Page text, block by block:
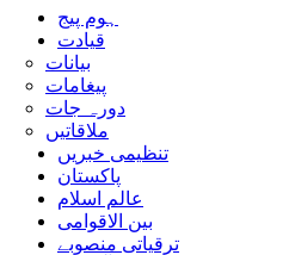
ہوم پیج
قیادت
بیانات
پیغامات
دورہ جات
ملاقاتیں
تنظیمی خبریں
پاکستان
عالم اسلام
بین الاقوامی
ترقیاتی منصوبے